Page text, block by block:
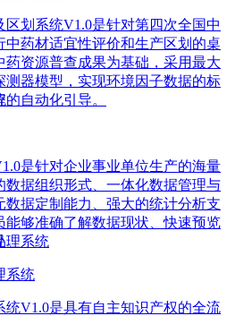
划系统V1.0是针对第四次全国中
中药材适宜性评价和生产区划的桌
药资源普查成果为基础，采用最大
测器模型，实现环境因子数据的标
自动化引导。
是针对企业事业单位生产的海量
数据组织形式、一体化数据管理与
数据定制能力、强大的统计分析支
能够准确了解数据现状、快速预览
。
系统
统V1.0是具有自主知识产权的全流